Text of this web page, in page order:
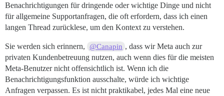
Benachrichtigungen für dringende oder wichtige Dinge und nicht
für allgemeine Supportanfragen, die oft erfordern, dass ich einen
langen Thread zurücklese, um den Kontext zu verstehen.
Sie werden sich erinnern, @Canapin , dass wir Meta auch zur
privaten Kundenbetreuung nutzen, auch wenn dies für die meisten
Meta-Benutzer nicht offensichtlich ist. Wenn ich die
Benachrichtigungsfunktion ausschalte, würde ich wichtige
Anfragen verpassen. Es ist nicht praktikabel, jedes Mal eine neue